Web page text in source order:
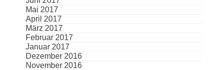
Mai 2017
April 2017
März 2017
Februar 2017
Januar 2017
Dezember 2016
November 2016